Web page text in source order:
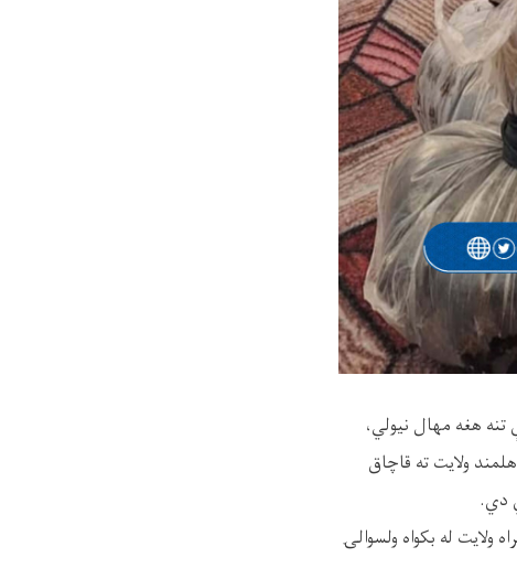
هغه مهال نیولي،
فلډر موټر کې ۲۱ کیلو ګرامه تریاک هلمند ولایت ته قاچاق
له بکواه ولسوالۍ